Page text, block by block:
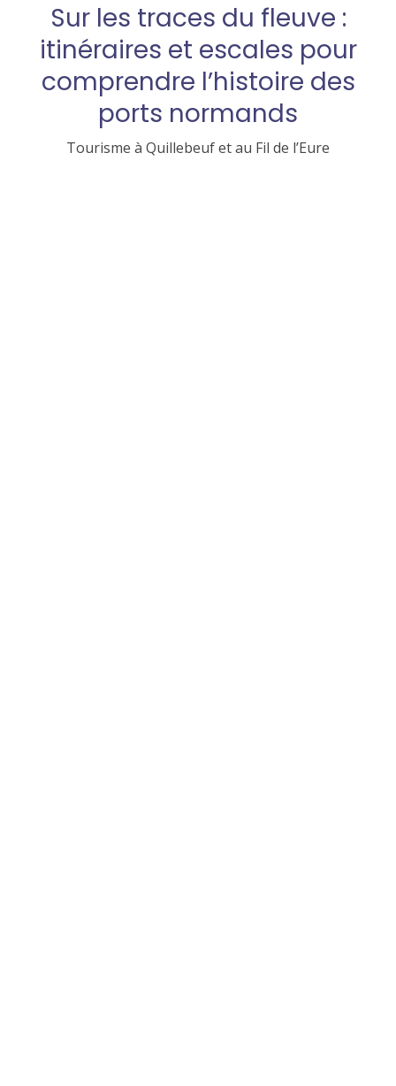
Sur les traces du fleuve :
itinéraires et escales pour
comprendre l’histoire des
ports normands
Tourisme à Quillebeuf et au Fil de l’Eure